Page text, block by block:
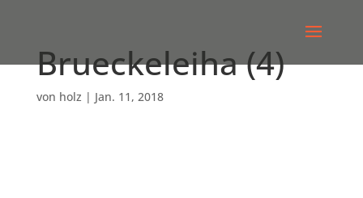
Brueckeleiha (4)
von holz | Jan. 11, 2018